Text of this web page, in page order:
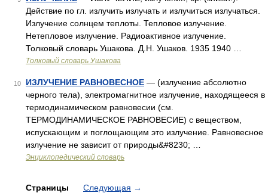
Действие по гл. излучить излучать и излучиться излучаться.
Излучение солнцем теплоты. Тепловое излучение.
Нетепловое излучение. Радиоактивное излучение.
Толковый словарь Ушакова. Д.Н. Ушаков. 1935 1940 …
Толковый словарь Ушакова
10 ИЗЛУЧЕНИЕ РАВНОВЕСНОЕ — (излучение абсолютно
черного тела), электромагнитное излучение, находящееся в
термодинамическом равновесии (см.
ТЕРМОДИНАМИЧЕСКОЕ РАВНОВЕСИЕ) с веществом,
испускающим и поглощающим это излучение. Равновесное
излучение не зависит от природы&#8230; …
Энциклопедический словарь
Страницы Следующая →